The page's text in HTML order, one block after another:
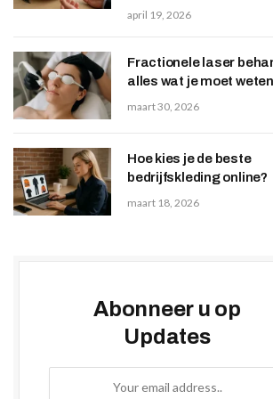
april 19, 2026
Fractionele laser
alles wat je moet weten
maart 30, 2026
Hoe kies je de beste
bedrijfskleding online?
maart 18, 2026
Abonneer u op
Updates